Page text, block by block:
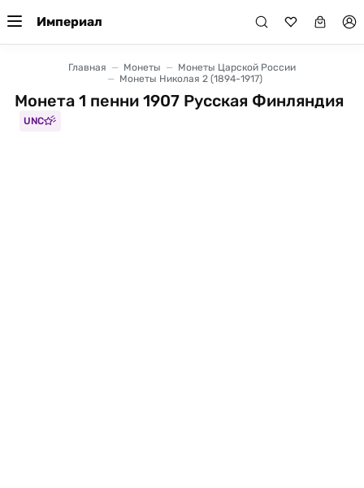
Империал
Главная Монеты
Монеты Царской России
Монеты Николая 2 (1894-1917)
Монета 1 пенни 1907 Русская Финляндия
UNC